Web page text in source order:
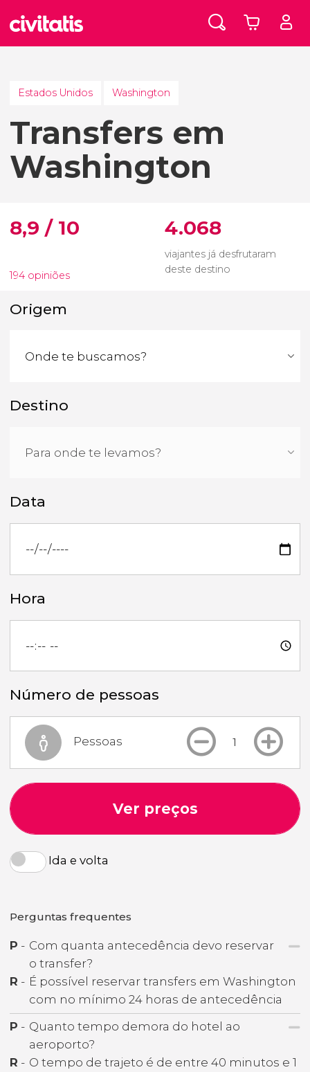
Estados Unidos Washington
Transfers em
Washington
8,9 / 10
194 opiniões
4.068
viajantes já desfrutaram
deste destino
Origem
Destino
Data
Hora
Número de pessoas
Pessoas
Ver preços
Ida e volta
Perguntas frequentes
P - Com quanta antecedência devo reservar
o transfer?
R - É possível reservar transfers em Washington
com no mínimo 24 horas de antecedência
P - Quanto tempo demora do hotel ao
aeroporto?
R - O tempo de trajeto é de entre 40 minutos e 1